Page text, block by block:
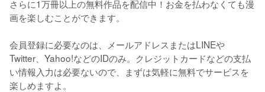
さらに1万冊以上の無料作品を配信中！お金を払わなくても漫
画を楽しむことができます。
会員登録に必要なのは、メールアドレスまたはLINEや
Twitter、Yahoo!などのIDのみ。クレジットカードなどの支払
い情報入力は必要ないので、まずは気軽に無料でサービスを
楽しめますよ。